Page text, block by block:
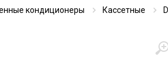
для домакондиционеры Кассетные